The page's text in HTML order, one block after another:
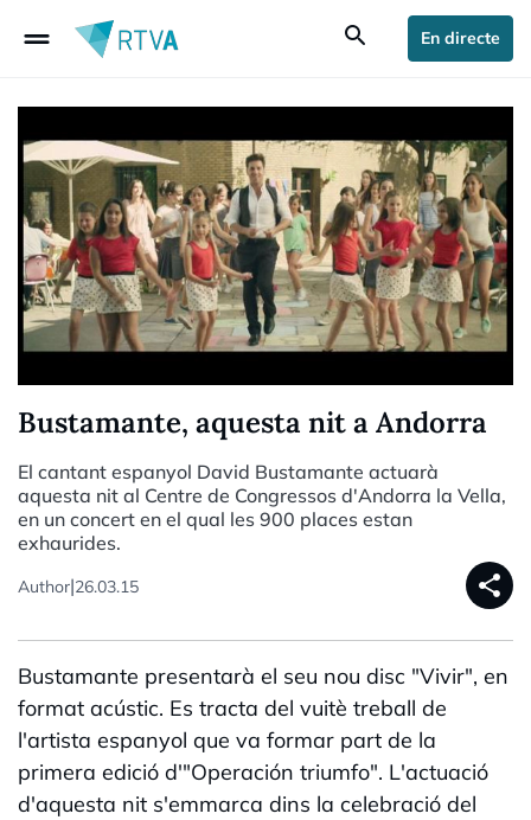
drag_handle search En directe
Bustamante, aquesta nit a Andorra
El cantant espanyol David Bustamante actuarà
aquesta nit al Centre de Congressos d'Andorra la Vella,
en un concert en el qual les 900 places estan
exhaurides.
Author|26.03.15 share
Bustamante presentarà el seu nou disc "Vivir", en
format acústic. Es tracta del vuitè treball de
l'artista espanyol que va formar part de la
primera edició d'"Operación triumfo". L'actuació
d'aquesta nit s'emmarca dins la celebració del